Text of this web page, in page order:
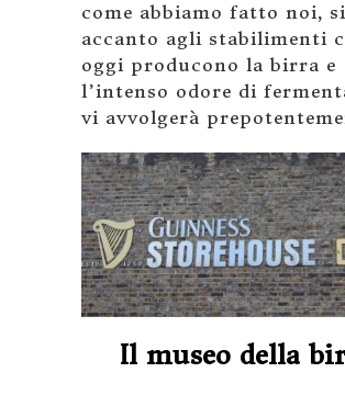
come abbiamo fatto noi,
accanto agli stabilimenti
oggi producono la birra e
l’intenso odore di
vi avvolgerà
Il museo della